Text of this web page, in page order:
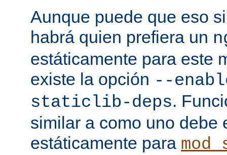
Aunque puede que eso
habrá quien prefiera un
estáticamente para este
existe la opción --
staticlib-deps.
similar a como uno debe
estáticamente para